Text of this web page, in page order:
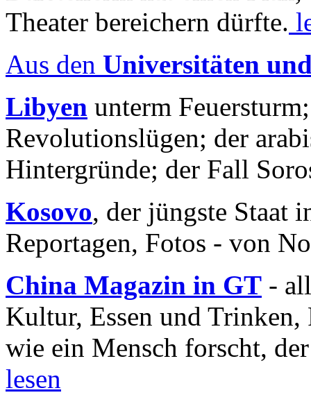
Theater bereichern dürfte.
Aus den Universitäten
Libyen unterm
Revolutionslügen; der
Hintergründe; der Fall
Kosovo, der jüngste Staat
Reportagen, Fotos - von
China Magazin in GT -
Kultur, Essen und
wie ein Mensch forscht,
lesen